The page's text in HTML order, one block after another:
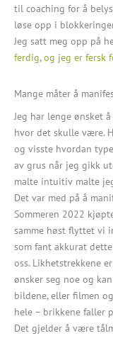
til coaching for å
løse opp i
Jeg satt meg opp på
ferdig, og jeg er fersk
Mange måter å
Jeg har lenge ønsket
hvor det skulle være.
og visste hvordan
av grus når jeg gikk
malte intuitiv malte
Det var med på å
Sommeren 2022
samme høst flyttet vi
som fant akkurat
oss. Likhetstrekkene
ønsker seg noe og
bildene, eller filmen
hele – brikkene faller
Det gjelder å være